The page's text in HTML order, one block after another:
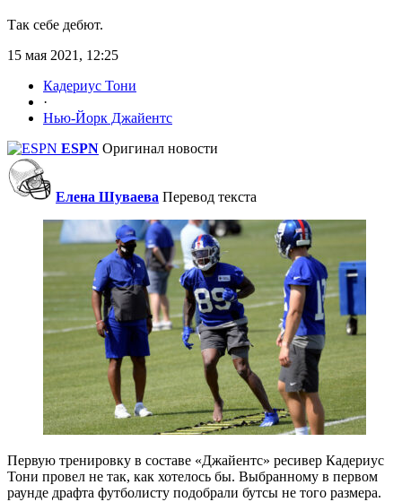
Так себе дебют.
15 мая 2021, 12:25
Кадериус Тони
·
Нью-Йорк Джайентс
ESPN Оригинал новости
Елена Шуваева Перевод текста
Первую тренировку в составе «Джайентс» ресивер Кадериус
Тони провел не так, как хотелось бы. Выбранному в первом
раунде драфта футболисту подобрали бутсы не того размера.